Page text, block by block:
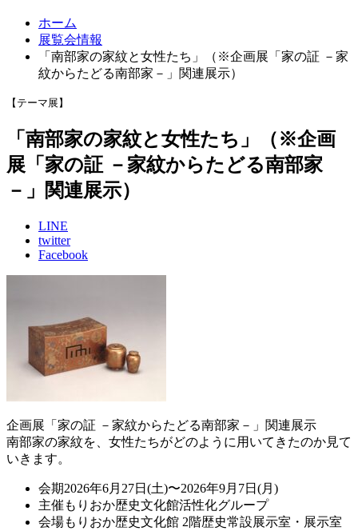
ホーム
展覧会情報
「南部家の家紋と女性たち」（※企画展「家の証 －家
紋からたどる南部家－」関連展示）
【テーマ展】
「南部家の家紋と女性たち」（※企画
展「家の証 －家紋からたどる南部家
－」関連展示）
LINE
twitter
Facebook
企画展「家の証 －家紋からたどる南部家－」関連展示
南部家の家紋を、女性たちがどのように用いてきたのか見て
いきます。
会期2026年6月27日(土)〜2026年9月7日(月)
主催 もりおか歴史文化館活性化グループ
会場もりおか歴史文化館 2階歴史常設展示室・展示室